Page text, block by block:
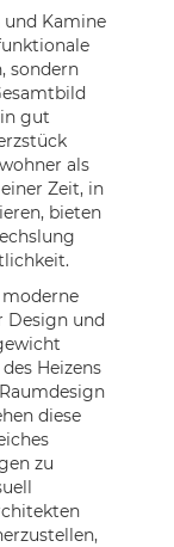
Kamine
sondern
gut
als
Zeit, in
bieten
Design und
Heizens
diese
zu